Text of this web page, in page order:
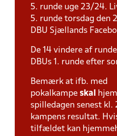
5. runde uge 23/24.
5. runde torsdag den
DBU Sjællands
De 14 vindere af
DBUs 1. runde efter
Bemærk at ifb. med
pokalkampe skal
spilledagen senest
kampens resultat.
tilfældet kan